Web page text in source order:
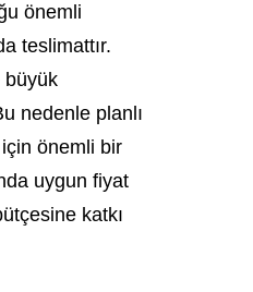
önemli
teslimattır.
büyük
nedenle planlı
önemli bir
uygun fiyat
katkı